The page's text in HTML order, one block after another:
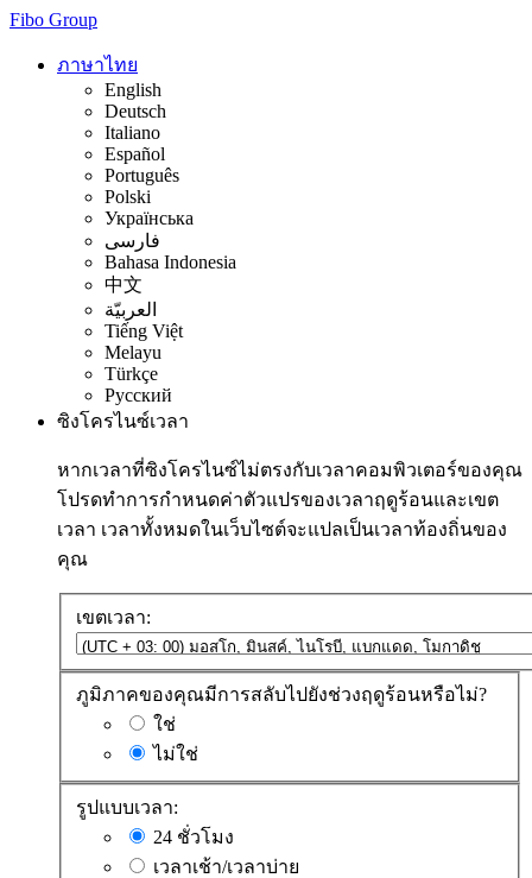
Fibo Group
ภาษาไทย
English
Deutsch
Italiano
Español
Português
Polski
Українська
فارسی
Bahasa Indonesia
中文
العربيّة
Tiếng Việt
Melayu
Türkçe
Русский
ซิงโครไนซ์เวลา
หากเวลาที่ซิงโครไนซ์ไม่ตรงกับเวลาคอมพิวเตอร์ของคุณ
โปรดทำการกำหนดค่าตัวแปรของเวลาฤดูร้อนและเขต
เวลา เวลาทั้งหมดในเว็บไซต์จะแปลเป็นเวลาท้องถิ่นของ
คุณ
เขตเวลา:
ภูมิภาคของคุณมีการสลับไปยังช่วงฤดูร้อนหรือไม่?
ใช่
ไม่ใช่
รูปแบบเวลา:
24 ชั่วโมง
เวลาเช้า/เวลาบ่าย